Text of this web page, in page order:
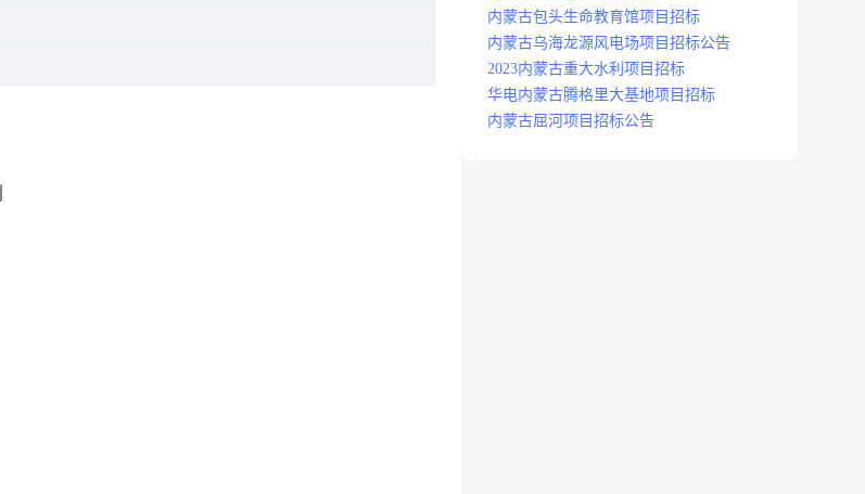
内蒙古包头生命教育馆项目招标
内蒙古乌海龙源风电场项目招标公告
2023内蒙古重大水利项目招标
华电内蒙古腾格里大基地项目招标
内蒙古屈河项目招标公告